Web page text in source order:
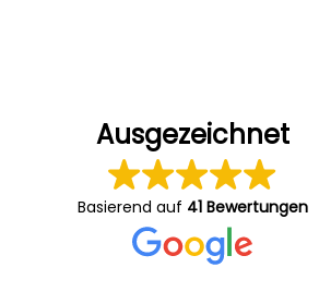
Ausgezeichnet
Basierend auf 41 Bewertungen
Sehr professionelle Produktionen,
zuverlässige Absprachen und
angenehme Atmosphäre am Set.
Ergebnis immer Top ????????